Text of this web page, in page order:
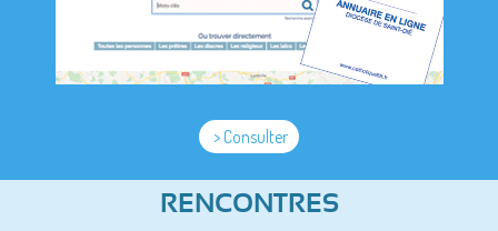
> Consulter
RENCONTRES